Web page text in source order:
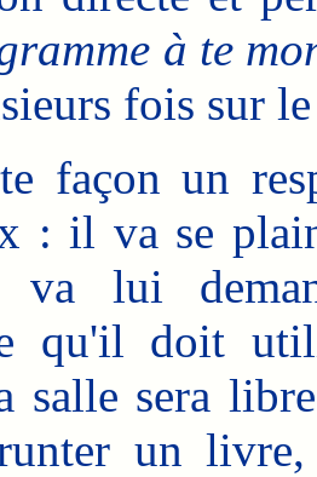
à te
fois sur
façon un
: il va se
va lui
qu'il doit
salle sera
un